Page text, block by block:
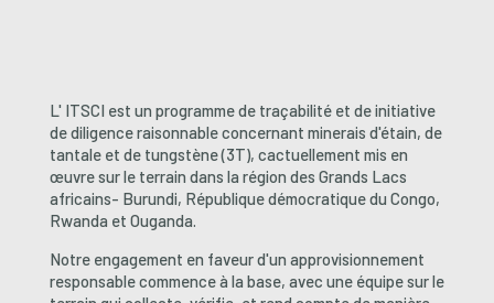
L' ITSCI est un programme de traçabilité et deinitiative
de diligence raisonnable concernant minerais d'étain, de
tantale et de tungstène (3T), cactuellement mis en
œuvre sur le terrain dans la région des Grands Lacs
africains- Burundi, République démocratique du Congo,
Rwanda et Ouganda.
Notre engagement en faveur d'un approvisionnement
responsable commence à la base, avec une équipe sur le